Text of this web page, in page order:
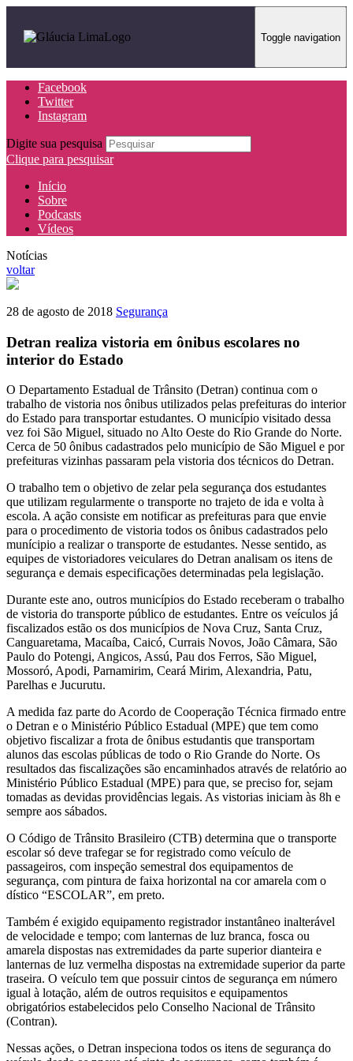
Toggle navigation
Facebook
Twitter
Instagram
Digite sua pesquisa
Clique para pesquisar
Início
Sobre
Podcasts
Vídeos
Notícias
voltar
28 de agosto de 2018 Segurança
Detran realiza vistoria em ônibus escolares no
interior do Estado
O Departamento Estadual de Trânsito (Detran) continua com o
trabalho de vistoria nos ônibus utilizados pelas prefeituras do interior
do Estado para transportar estudantes. O município visitado dessa
vez foi São Miguel, situado no Alto Oeste do Rio Grande do Norte.
Cerca de 50 ônibus cadastrados pelo município de São Miguel e por
prefeituras vizinhas passaram pela vistoria dos técnicos do Detran.
O trabalho tem o objetivo de zelar pela segurança dos estudantes
que utilizam regularmente o transporte no trajeto de ida e volta à
escola. A ação consiste em notificar as prefeituras para que envie
para o procedimento de vistoria todos os ônibus cadastrados pelo
munícipio a realizar o transporte de estudantes. Nesse sentido, as
equipes de vistoriadores veiculares do Detran analisam os itens de
segurança e demais especificações determinadas pela legislação.
Durante este ano, outros municípios do Estado receberam o trabalho
de vistoria do transporte público de estudantes. Entre os veículos já
fiscalizados estão os dos municípios de Nova Cruz, Santa Cruz,
Canguaretama, Macaíba, Caicó, Currais Novos, João Câmara, São
Paulo do Potengi, Angicos, Assú, Pau dos Ferros, São Miguel,
Mossoró, Apodi, Parnamirim, Ceará Mirim, Alexandria, Patu,
Parelhas e Jucurutu.
A medida faz parte do Acordo de Cooperação Técnica firmado entre
o Detran e o Ministério Público Estadual (MPE) que tem como
objetivo fiscalizar a frota de ônibus estudantis que transportam
alunos das escolas públicas de todo o Rio Grande do Norte. Os
resultados das fiscalizações são encaminhados através de relatório ao
Ministério Público Estadual (MPE) para que, se preciso for, sejam
tomadas as devidas providências legais. As vistorias iniciam às 8h e
sempre aos sábados.
O Código de Trânsito Brasileiro (CTB) determina que o transporte
escolar só deve trafegar se for registrado como veículo de
passageiros, com inspeção semestral dos equipamentos de
segurança, com pintura de faixa horizontal na cor amarela com o
dístico “ESCOLAR”, em preto.
Também é exigido equipamento registrador instantâneo inalterável
de velocidade e tempo; com lanternas de luz branca, fosca ou
amarela dispostas nas extremidades da parte superior dianteira e
lanternas de luz vermelha dispostas na extremidade superior da parte
traseira. O veículo tem que possuir cintos de segurança em número
igual à lotação, além de outros requisitos e equipamentos
obrigatórios estabelecidos pelo Conselho Nacional de Trânsito
(Contran).
Nessas ações, o Detran inspeciona todos os itens de segurança do